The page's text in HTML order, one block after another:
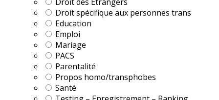
Droit spécifique aux personnes trans
Education
Emploi
Mariage
PACS
Parentalité
Propos homo/transphobes
Santé